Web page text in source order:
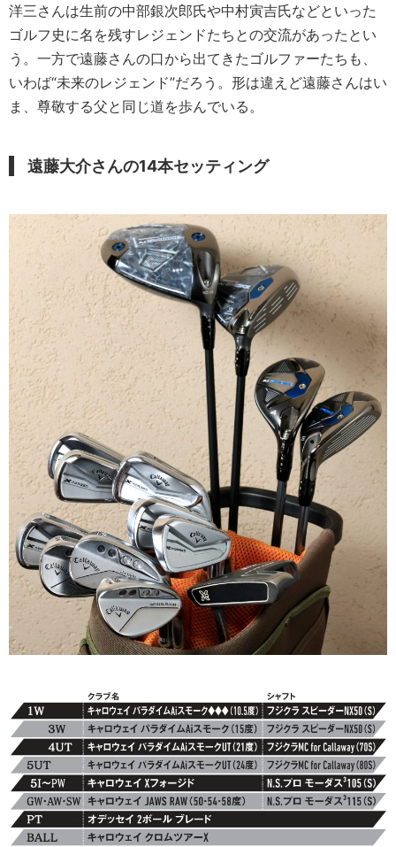
洋三さんは生前の中部銀次郎氏や中村寅吉氏などといった
ゴルフ史に名を残すレジェンドたちとの交流があったとい
う。一方で遠藤さんの口から出てきたゴルファーたちも、
いわば“未来のレジェンド”だろう。形は違えど遠藤さんはい
ま、尊敬する父と同じ道を歩んでいる。
遠藤大介さんの14本セッティング